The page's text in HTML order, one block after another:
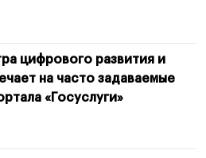
цифрового развития и
на часто задаваемые
«Госуслуги»